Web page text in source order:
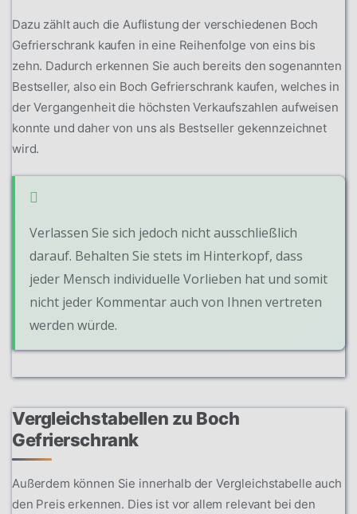
Dazu zählt auch die Auflistung der verschiedenen Boch
Gefrierschrank kaufen in eine Reihenfolge von eins bis
zehn. Dadurch erkennen Sie auch bereits den sogenannten
Bestseller, also ein Boch Gefrierschrank kaufen, welches in
der Vergangenheit die höchsten Verkaufszahlen aufweisen
konnte und daher von uns als Bestseller gekennzeichnet
wird.
Verlassen Sie sich jedoch nicht ausschließlich
darauf. Behalten Sie stets im Hinterkopf, dass
jeder Mensch individuelle Vorlieben hat und somit
nicht jeder Kommentar auch von Ihnen vertreten
werden würde.
Vergleichstabellen zu Boch
Gefrierschrank
Außerdem können Sie innerhalb der Vergleichstabelle auch
den Preis erkennen. Dies ist vor allem relevant bei den